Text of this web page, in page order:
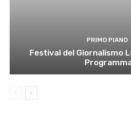
PRIMO PIANO
Festival del Giornalismo